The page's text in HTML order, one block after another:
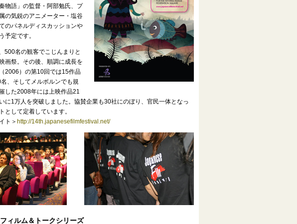
物語」の監督・阿部勉氏、プ
の気鋭のアニメーター・塩谷
のパネルディスカッションや
予定です。
500名の観客でこじんまりと
画祭。その後、順調に成長を
2006）の第10回では15作品
、そしてメルボルンでも規
した2008年には上映作品21
に1万人を突破しました。協賛企業も30社にのぼり、官民一体となっ
として定着しています。
ト＞ http://14th.japanesefilmfestival.net/
ィルム＆トークシリーズ